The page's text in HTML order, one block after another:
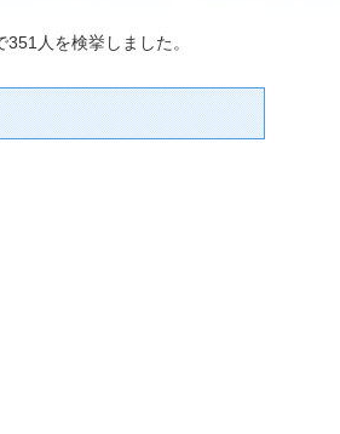
人を検挙しました。